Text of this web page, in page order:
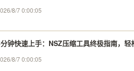
8/7 0:00:05
钟快速上手：NSZ压缩工具终极指南，
8/7 0:00:05